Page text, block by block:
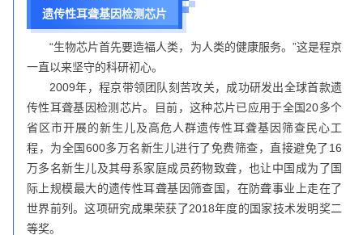
遗传性耳聋基因检测芯片
“生物芯片首先要造福人类，为人类的健康服务。”这是程京
一直以来坚守的科研初心。
2009年，程京带领团队刻苦攻关，成功研发出全球首款遗
传性耳聋基因检测芯片。目前，这种芯片已应用于全国20多个
省区市开展的新生儿及高危人群遗传性耳聋基因筛查民心工
程，为全国600多万名新生儿进行了免费筛查，直接避免了16
万多名新生儿及其母系家庭成员药物致聋，也让中国成为了国
际上规模最大的遗传性耳聋基因筛查国，在防聋事业上走在了
世界前列。这项研究成果荣获了2018年度的国家技术发明奖二
等奖。